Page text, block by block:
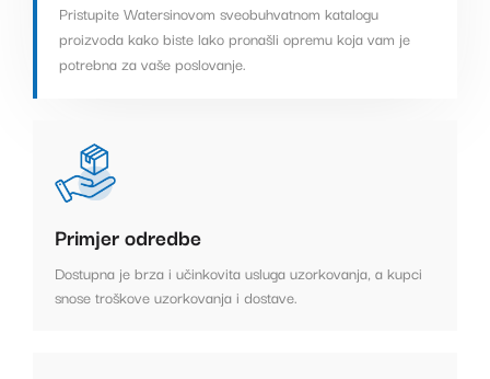
Pristupite Watersinovom sveobuhvatnom katalogu
proizvoda kako biste lako pronašli opremu koja vam je
potrebna za vaše poslovanje.
Primjer odredbe
Dostupna je brza i učinkovita usluga uzorkovanja, a kupci
snose troškove uzorkovanja i dostave.